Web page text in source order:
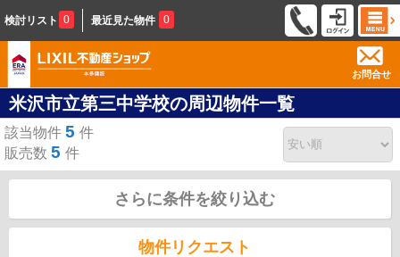
検討リスト 0 最近見た物件 0
お問合せ
米沢市立第三中学校の周辺物件一覧
該当物件 5 件
販売数 5 件
さらに条件を絞り込む
物件リクエスト